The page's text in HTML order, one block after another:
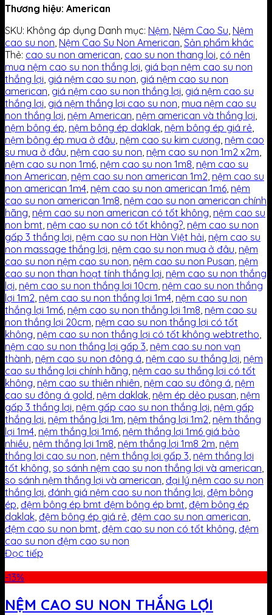
Thương hiệu: American
SKU: Không áp dụng Danh mục: Nệm, Nệm Cao Su, Nệm
cao su non, Nệm Cao Su Non American, Sản phẩm khác
Thẻ: cao su non american, cao su non thang loi, có nên
mua nệm cao su non thắng lợi, giá bạn nệm cao su non
thắng lợi, giá nệm cao su non, giá nệm cao su non
american, giá nệm cao su non thắng lợi, giá nệm cao su
thắng lợi, giá nệm thắng lợi cao su non, mua nệm cao su
non thắng lợi, nệm American, nệm american và thắng lợi,
nệm bông ép, nệm bông ép daklak, nệm bông ép giá rẻ,
nệm bông ép mua ở đâu, nệm cao su kim cương, nệm cao
su mua ở đâu, nệm cao su non, nệm cao su non 1m2 x2m,
nệm cao su non 1m6, nệm cao su non 1m8, nệm cao su
non American, nệm cao su non american 1m2, nệm cao su
non american 1m4, nệm cao su non american 1m6, nệm
cao su non american 1m8, nệm cao su non american chính
hãng, nệm cao su non american có tốt không, nệm cao su
non bmt, nệm cao su non có tốt không?, nệm cao su non
gấp 3 thắng lợi, nệm cao su non Hàn Việt hải, nệm cao su
non massage thắng lợi, nệm cao su non mua ở đâu, nệm
cao su non nệm cao su non, nệm cao su non Pusan, nệm
cao su non than hoạt tính thắng lợi, nệm cao su non thắng
lợi, nệm cao su non thắng lợi 10cm, nệm cao su non thắng
lợi 1m2, nệm cao su non thắng lợi 1m4, nệm cao su non
thắng lợi 1m6, nệm cao su non thắng lợi 1m8, nệm cao su
non thắng lợi 20cm, nệm cao su non thắng lợi có tốt
không, nệm cao su non thắng lợi có tốt không webtretho,
nệm cao su non thắng lợi gấp 3, nệm cao su non vạn
thành, nệm cao su non đông á, nệm cao su thắng lợi, nệm
cao su thắng lợi chính hãng, nệm cao su thắng lợi có tốt
không, nệm cao su thiên nhiên, nệm cao su đông á, nệm
cao su đông á gold, nệm daklak, nệm ép dẻo pusan, nệm
gấp 3 thắng lợi, nệm gấp cao su non thắng lợi, nệm gấp
thắng lợi, nệm thắng lợi 1m, nệm thắng lợi 1m2, nệm thắng
lợi 1m4, nệm thắng lợi 1m6, nệm thắng lợi 1m6 giá bảo
nhiều, nệm thắng lợi 1m8, nệm thắng lợi 1m8 2m, nệm
thắng lợi cao su non, nệm thắng lợi gấp 3, nệm thắng lợi
tốt không, so sánh nệm cao su non thắng lợi và american,
so sánh nệm thắng lợi và american, đại lý nệm cao su non
thắng lợi, đánh giá nệm cao su non thắng lợi, đệm bông
ép, đệm bông ép bmt đệm bông ép bmt, đệm bông ép
daklak, đệm bông ép giá rẻ, đệm cao su non american,
đệm cao su non bmt, đệm cao su non có tốt không, đệm
cao su non đệm cao su non
Đọc tiếp
-13%
NỆM CAO SU NON THẮNG LỢI